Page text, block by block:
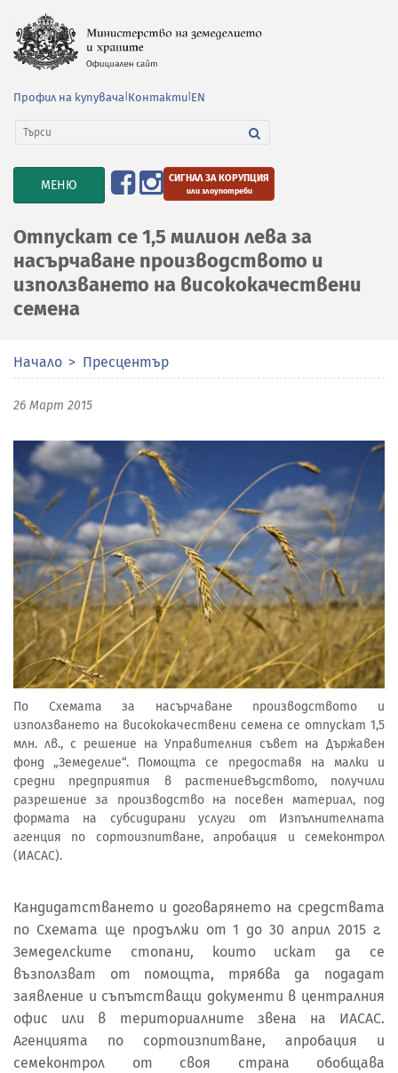
Профил на купувача Контакти EN
TOGGLE
NAVIGATION
МЕНЮ СИГНАЛ ЗА КОРУПЦИЯ
или злоупотреби
Отпускат се 1,5 милион лева за
насърчаване производството и
използването на висококачествени
семена
Начало Пресцентър
26 Март 2015
По Схемата за насърчаване производството и
използването на висококачествени семена се отпускат 1,5
млн. лв., с решение на Управителния съвет на Държавен
фонд „Земеделие“. Помощта се предоставя на малки и
средни предприятия в растениевъдството, получили
разрешение за производство на посевен материал, под
формата на субсидирани услуги от Изпълнителната
агенция по сортоизпитване, апробация и семеконтрол
(ИАСАС).
Кандидатстването и договарянето на средствата
по Схемата ще продължи от 1 до 30 април 2015 г.
Земеделските стопани, които искат да се
възползват от помощта, трябва да подадат
заявление и съпътстващи документи в централния
офис или в териториалните звена на ИАСАС.
Агенцията по сортоизпитване, апробация и
семеконтрол от своя страна обобщава